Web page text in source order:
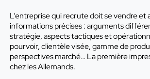
L’entreprise qui recrute doit se vendre et
informations précises : arguments
stratégie, aspects tactiques et
pourvoir, clientèle visée, gamme de
perspectives marché… La première
chez les Allemands.